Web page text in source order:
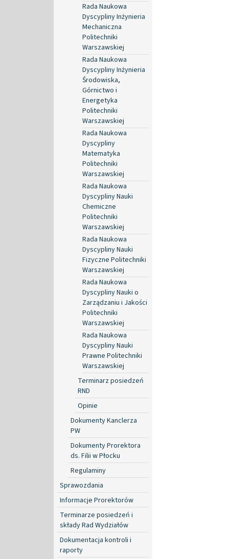
Rada Naukowa
Dyscypliny Inżynieria
Mechaniczna
Politechniki
Warszawskiej
Rada Naukowa
Dyscypliny Inżynieria
Środowiska,
Górnictwo i
Energetyka
Politechniki
Warszawskiej
Rada Naukowa
Dyscypliny
Matematyka
Politechniki
Warszawskiej
Rada Naukowa
Dyscypliny Nauki
Chemiczne
Politechniki
Warszawskiej
Rada Naukowa
Dyscypliny Nauki
Fizyczne Politechniki
Warszawskiej
Rada Naukowa
Dyscypliny Nauki o
Zarządzaniu i Jakości
Politechniki
Warszawskiej
Rada Naukowa
Dyscypliny Nauki
Prawne Politechniki
Warszawskiej
Terminarz posiedzeń
RND
Opinie
Dokumenty Kanclerza
PW
Dokumenty Prorektora
ds. Filii w Płocku
Regulaminy
Sprawozdania
Informacje Prorektorów
Terminarze posiedzeń i
składy Rad Wydziałów
Dokumentacja kontroli i
raporty